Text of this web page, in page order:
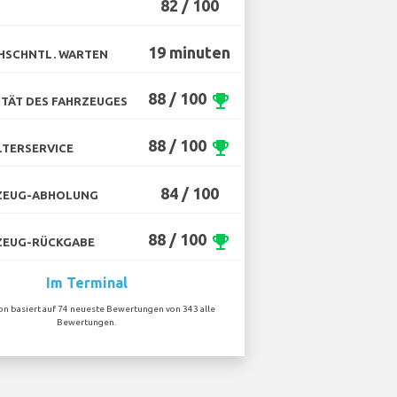
82 / 100
WARTEN 19 minuten
DES FAHRZEUGES 88 / 100 emoji_events
88 / 100 emoji_events
ABHOLUNG 84 / 100
RÜCKGABE 88 / 100 emoji_events
Im Terminal
basiert auf 74 neueste Bewertungen von 343 alle
Bewertungen.